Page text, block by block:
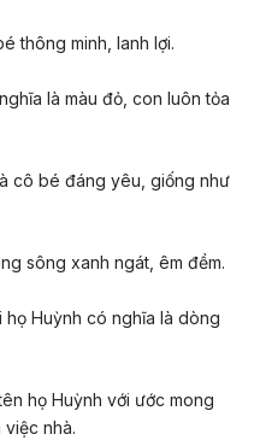
thông minh, lanh lợi.
là màu đỏ, con luôn tỏa
cô bé đáng yêu, giống như
sông xanh ngát, êm đềm.
họ Huỳnh có nghĩa là dòng
họ Huỳnh với ước mong
nhà.